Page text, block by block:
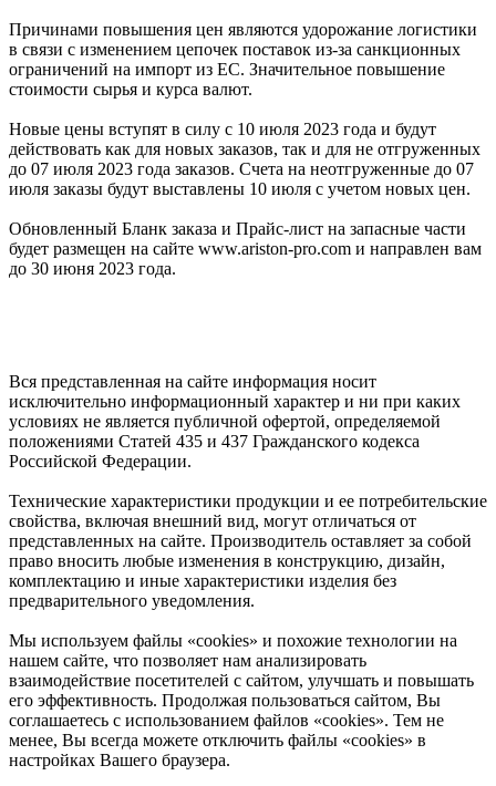
Причинами повышения цен являются удорожание логистики
в связи с изменением цепочек поставок из-за санкционных
ограничений на импорт из ЕС. Значительное повышение
стоимости сырья и курса валют.
Новые цены вступят в силу с 10 июля 2023 года и будут
действовать как для новых заказов, так и для не отгруженных
до 07 июля 2023 года заказов. Счета на неотгруженные до 07
июля заказы будут выставлены 10 июля с учетом новых цен.
Обновленный Бланк заказа и Прайс-лист на запасные части
будет размещен на сайте www.ariston-pro.com и направлен вам
до 30 июня 2023 года.
Вся представленная на сайте информация носит
исключительно информационный характер и ни при каких
условиях не является публичной офертой, определяемой
положениями Статей 435 и 437 Гражданского кодекса
Российской Федерации.
Технические характеристики продукции и ее потребительские
свойства, включая внешний вид, могут отличаться от
представленных на сайте. Производитель оставляет за собой
право вносить любые изменения в конструкцию, дизайн,
комплектацию и иные характеристики изделия без
предварительного уведомления.
Мы используем файлы «cookies» и похожие технологии на
нашем сайте, что позволяет нам анализировать
взаимодействие посетителей с сайтом, улучшать и повышать
его эффективность. Продолжая пользоваться сайтом, Вы
соглашаетесь с использованием файлов «cookies». Тем не
менее, Вы всегда можете отключить файлы «cookies» в
настройках Вашего браузера.